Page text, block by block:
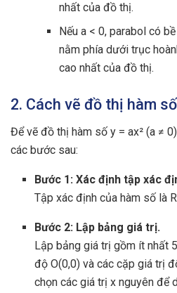
nhất của đồ thị.
Nếu a < 0, parabol có
nằm phía dưới trục
cao nhất của đồ thị.
2. Cách vẽ đồ thị hàm
Để vẽ đồ thị hàm số y = ax² (a ≠
các bước sau:
Bước 1: Xác định tập xác
Tập xác định của hàm số là
Bước 2: Lập bảng giá trị.
Lập bảng giá trị gồm ít nhất
độ O(0,0) và các cặp giá trị
chọn các giá trị x nguyên để